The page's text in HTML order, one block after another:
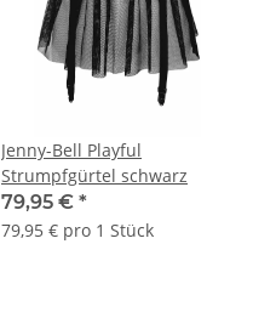
Jenny-Bell Playful
Strumpfgürtel schwarz
79,95 € *
79,95 € pro 1 Stück